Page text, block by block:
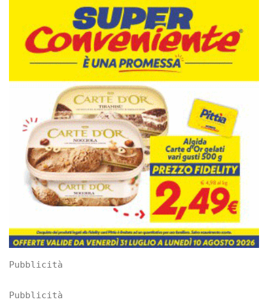
Pubblicità
Pubblicità